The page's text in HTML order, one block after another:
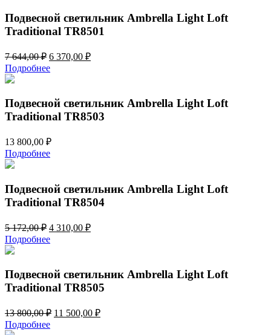
856,00 ₽.
Подвесной светильник Ambrella Light Loft
Traditional TR8501
7 644,00₽ Первоначальная
цена
составляла
644,00 ₽.
6 370,00 ₽Текущая
Подробнее
Подвесной светильник Ambrella Light Loft
Traditional TR8503
13 800,00 ₽
Подробнее
Подвесной светильник Ambrella Light Loft
Traditional TR8504
5 172,00₽ Первоначальная
цена
составляла
172,00 ₽.
4 310,00 ₽Текущая
Подробнее
Подвесной светильник Ambrella Light Loft
Traditional TR8505
13 800,00₽ Первоначальная
11 500,00 ₽Текущая
Подробнее